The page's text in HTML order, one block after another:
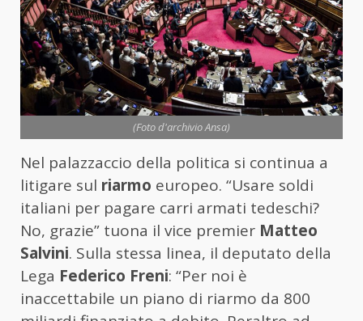
(Foto d'archivio Ansa)
Nel palazzaccio della politica si continua a
litigare sul riarmo europeo. “Usare soldi
italiani per pagare carri armati tedeschi?
No, grazie” tuona il vice premier Matteo
Salvini. Sulla stessa linea, il deputato della
Lega Federico Freni: “Per noi è
inaccettabile un piano di riarmo da 800